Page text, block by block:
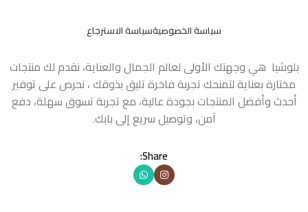
سياسة الخصوصيةسياسة الاسترجاع
بلوشيا هي وجهتك الأولى لعالم الجمال والعناية، نقدم لك منتجات
مختارة بعناية لتمنحك تجربة فاخرة تليق بذوقك ، نحرص على توفير
أحدث وأفضل المنتجات بجودة عالية، مع تجربة تسوق سهلة، دفع
آمن، وتوصيل سريع إلى بابك.
Share: